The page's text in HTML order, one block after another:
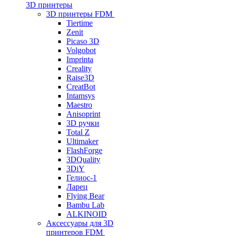
3D принтеры
3D принтеры FDM
Tiertime
Zenit
Picaso 3D
Volgobot
Imprinta
Creality
Raise3D
CreatBot
Intamsys
Maestro
Anisoprint
3D ручки
Total Z
Ultimaker
FlashForge
3DQuality
3DiY
Гелиос-1
Ларец
Flying Bear
Bambu Lab
ALKINOID
Аксессуары для 3D
принтеров FDM